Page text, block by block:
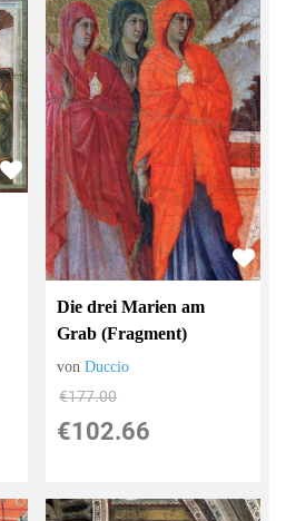
Die drei Marien am
Grab (Fragment)
vonDuccio
€177.00
€102.66